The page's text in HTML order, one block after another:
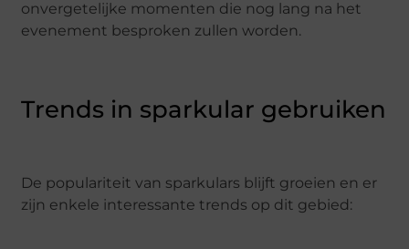
onvergetelijke momenten die nog lang na het
evenement besproken zullen worden.
Trends in sparkular gebruiken
De populariteit van sparkulars blijft groeien en er
zijn enkele interessante trends op dit gebied: